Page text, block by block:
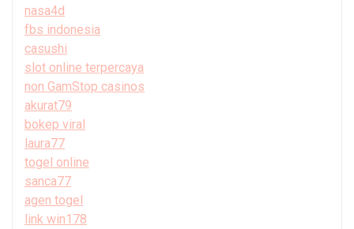
nasa4d
fbs indonesia
casushi
slot online terpercaya
non GamStop casinos
akurat79
bokep viral
laura77
togel online
sanca77
agen togel
link win178